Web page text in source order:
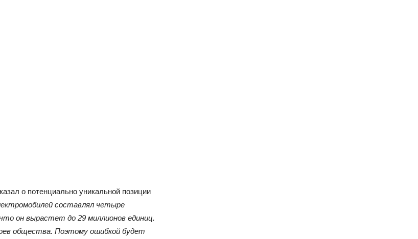
о потенциально уникальной позиции
составлял четыре
он вырастет до 29 миллионов единиц.
общества. Поэтому ошибкой будет